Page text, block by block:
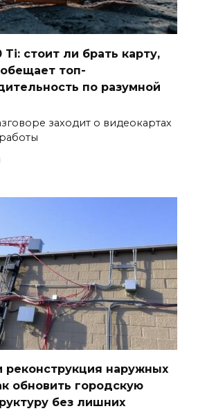
Ti: стоит ли брать карту,
топ-
по разумной
заходит о видеокартах
реконструкция наружных
обновить городскую
без лишних